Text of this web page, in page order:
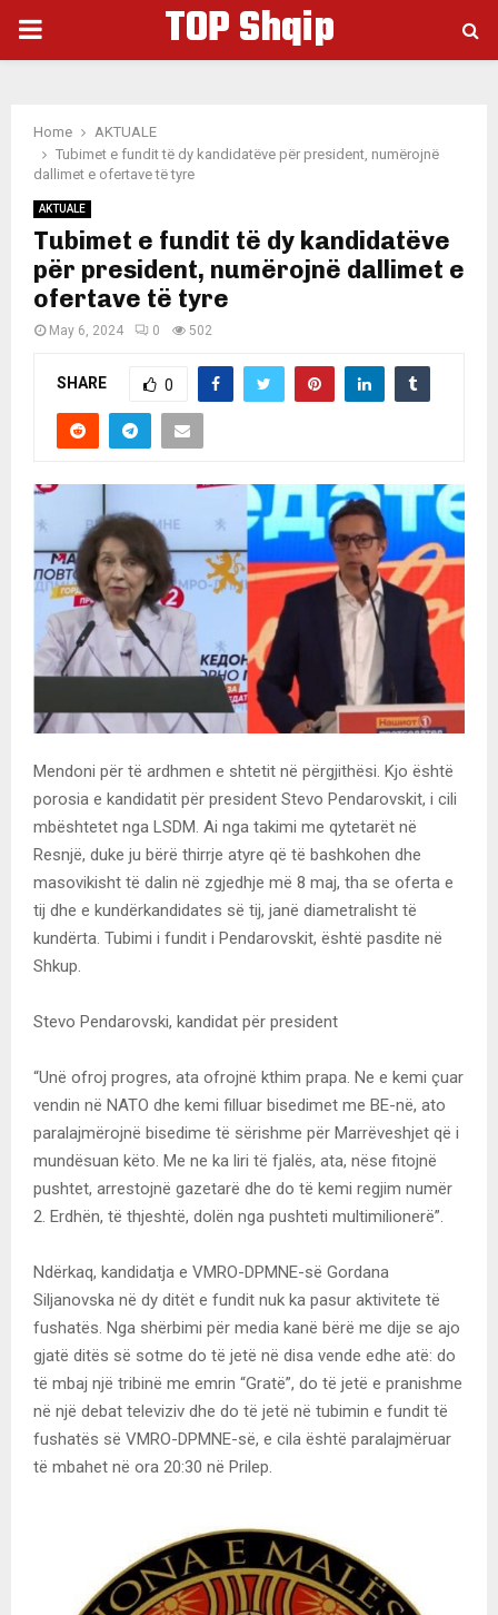
PRIMARY
TOP Shqip
Home
AKTUALE
Tubimet e fundit të dy kandidatëve për president, numërojnë
dallimet e ofertave të tyre
AKTUALE
Tubimet e fundit të dy kandidatëve
për president, numërojnë dallimet e
ofertave të tyre
May 6, 2024 0 502
SHARE 0
Mendoni për të ardhmen e shtetit në përgjithësi. Kjo është
porosia e kandidatit për president Stevo Pendarovskit, i cili
mbështetet nga LSDM. Ai nga takimi me qytetarët në
Resnjë, duke ju bërë thirrje atyre që të bashkohen dhe
masovikisht të dalin në zgjedhje më 8 maj, tha se oferta e
tij dhe e kundërkandidates së tij, janë diametralisht të
kundërta. Tubimi i fundit i Pendarovskit, është pasdite në
Shkup.
Stevo Pendarovski, kandidat për president
“Unë ofroj progres, ata ofrojnë kthim prapa. Ne e kemi çuar
vendin në NATO dhe kemi filluar bisedimet me BE-në, ato
paralajmërojnë bisedime të sërishme për Marrëveshjet që i
mundësuan këto. Me ne ka liri të fjalës, ata, nëse fitojnë
pushtet, arrestojnë gazetarë dhe do të kemi regjim numër
2. Erdhën, të thjeshtë, dolën nga pushteti multimilionerë”.
Ndërkaq, kandidatja e VMRO-DPMNE-së Gordana
Siljanovska në dy ditët e fundit nuk ka pasur aktivitete të
fushatës. Nga shërbimi për media kanë bërë me dije se ajo
gjatë ditës së sotme do të jetë në disa vende edhe atë: do
të mbaj një tribinë me emrin “Gratë”, do të jetë e pranishme
në një debat televiziv dhe do të jetë në tubimin e fundit të
fushatës së VMRO-DPMNE-së, e cila është paralajmëruar
të mbahet në ora 20:30 në Prilep.